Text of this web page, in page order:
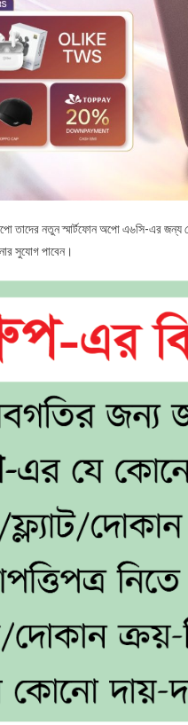
অপো তাদের নতুন স্মার্টফোন অপো এ৬সি-এর
সুযোগ পাবেন।